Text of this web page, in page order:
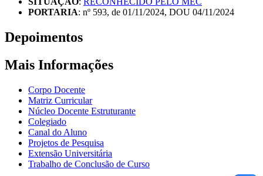
PORTARIA: nº 593, de 01/11/2024, DOU 04/11/2024
Depoimentos
Mais Informações
Corpo Docente
Matriz Curricular
Núcleo Docente Estruturante
Colegiado
Canal do Aluno
Projetos de Pesquisa
Extensão Universitária
Trabalho de Conclusão de Curso